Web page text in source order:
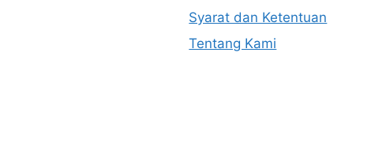
Syarat dan Ketentuan
Tentang Kami